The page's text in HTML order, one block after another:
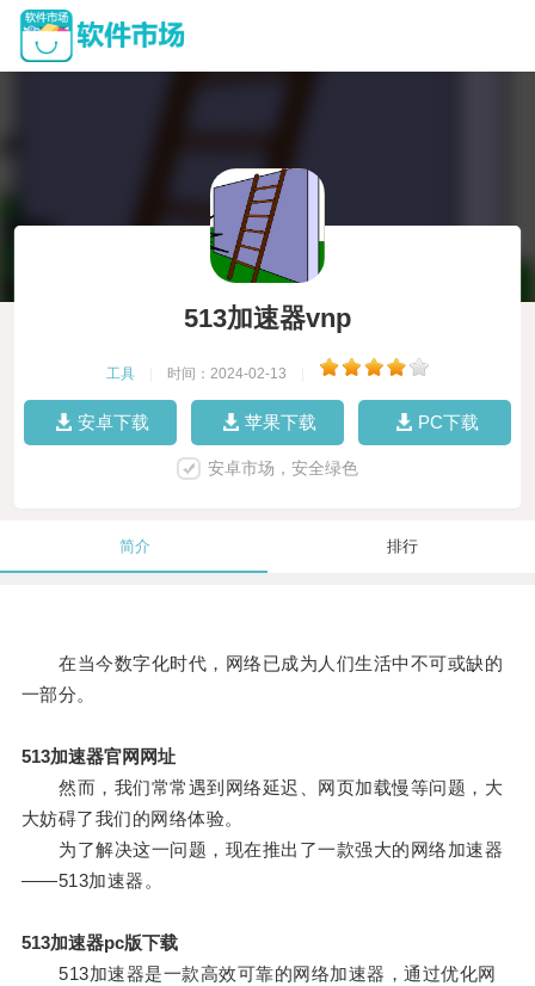
513加速器vnp
工具 时间：2024-02-13
安卓下载 苹果下载 PC下载
安卓市场，安全绿色
简介 排行
在当今数字化时代，网络已成为人们生活中不可或缺的
一部分。
513加速器官网网址
然而，我们常常遇到网络延迟、网页加载慢等问题，大
大妨碍了我们的网络体验。
为了解决这一问题，现在推出了一款强大的网络加速器
——513加速器。
513加速器pc版下载
513加速器是一款高效可靠的网络加速器，通过优化网